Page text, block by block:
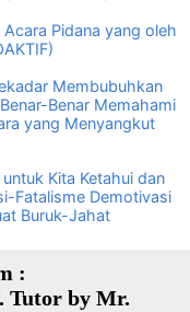
Pidana yang oleh
Membubuhkan
Benar Memahami
yang Menyangkut
Kita Ketahui dan
Fatalisme Demotivasi
Buruk-Jahat
:
Tutor by Mr.